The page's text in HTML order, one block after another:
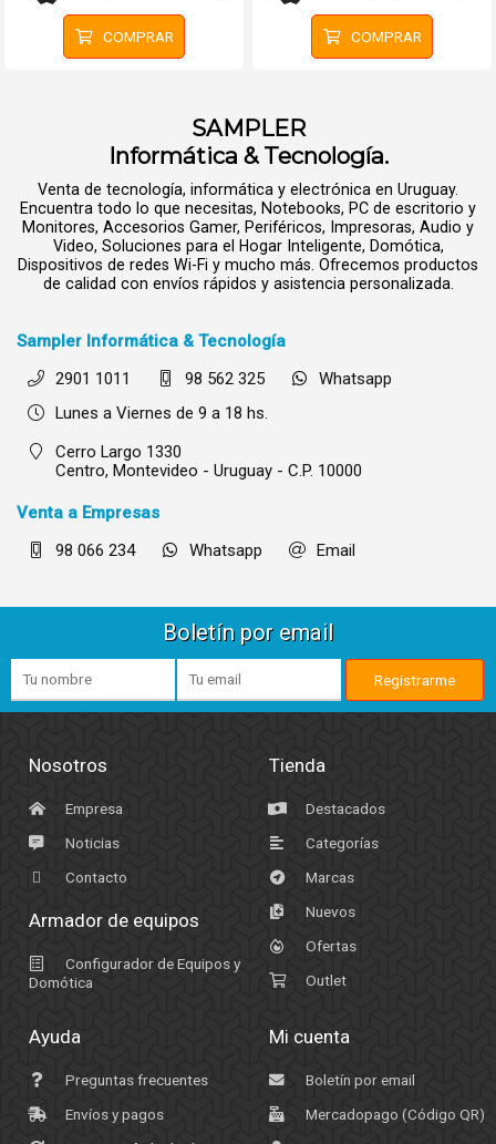
COMPRAR COMPRAR
SAMPLER
Informática & Tecnología.
Venta de tecnología, informática y electrónica en Uruguay.
Encuentra todo lo que necesitas, Notebooks, PC de escritorio y
Monitores, Accesorios Gamer, Periféricos, Impresoras, Audio y
Video, Soluciones para el Hogar Inteligente, Domótica,
Dispositivos de redes Wi-Fi y mucho más. Ofrecemos productos
de calidad con envíos rápidos y asistencia personalizada.
Sampler Informática & Tecnología
2901 1011
98 562 325
Whatsapp
Lunes a Viernes de 9 a 18 hs.
Cerro Largo 1330
Centro, Montevideo - Uruguay - C.P. 10000
Venta a Empresas
98 066 234
Whatsapp Email
Boletín por email
Nosotros
Empresa
Noticias
Contacto
Armador de equipos
Configurador de Equipos y
Domótica
Tienda
Destacados
Categorías
Marcas
Nuevos
Ofertas
Outlet
Ayuda
Preguntas frecuentes
Envíos y pagos
Mi cuenta
Boletín por email
Mercadopago (Código QR)